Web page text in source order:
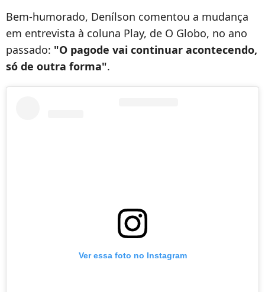
Bem-humorado, Denílson comentou a mudança
em entrevista à coluna Play, de O Globo, no ano
passado: "O pagode vai continuar acontecendo,
só de outra forma".
Ver essa foto no Instagram